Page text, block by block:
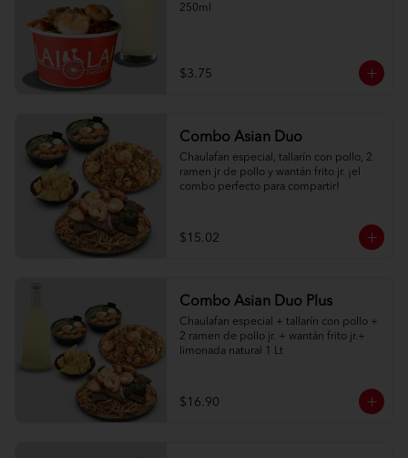
250ml
$3.75
Combo Asian Duo
Chaulafan especial, tallarín con pollo, 2
ramen jr de pollo y wantán frito jr. ¡el
combo perfecto para compartir!
$15.02
Combo Asian Duo Plus
Chaulafan especial + tallarín con pollo +
2 ramen de pollo jr. + wantán frito jr.+
limonada natural 1 Lt
$16.90